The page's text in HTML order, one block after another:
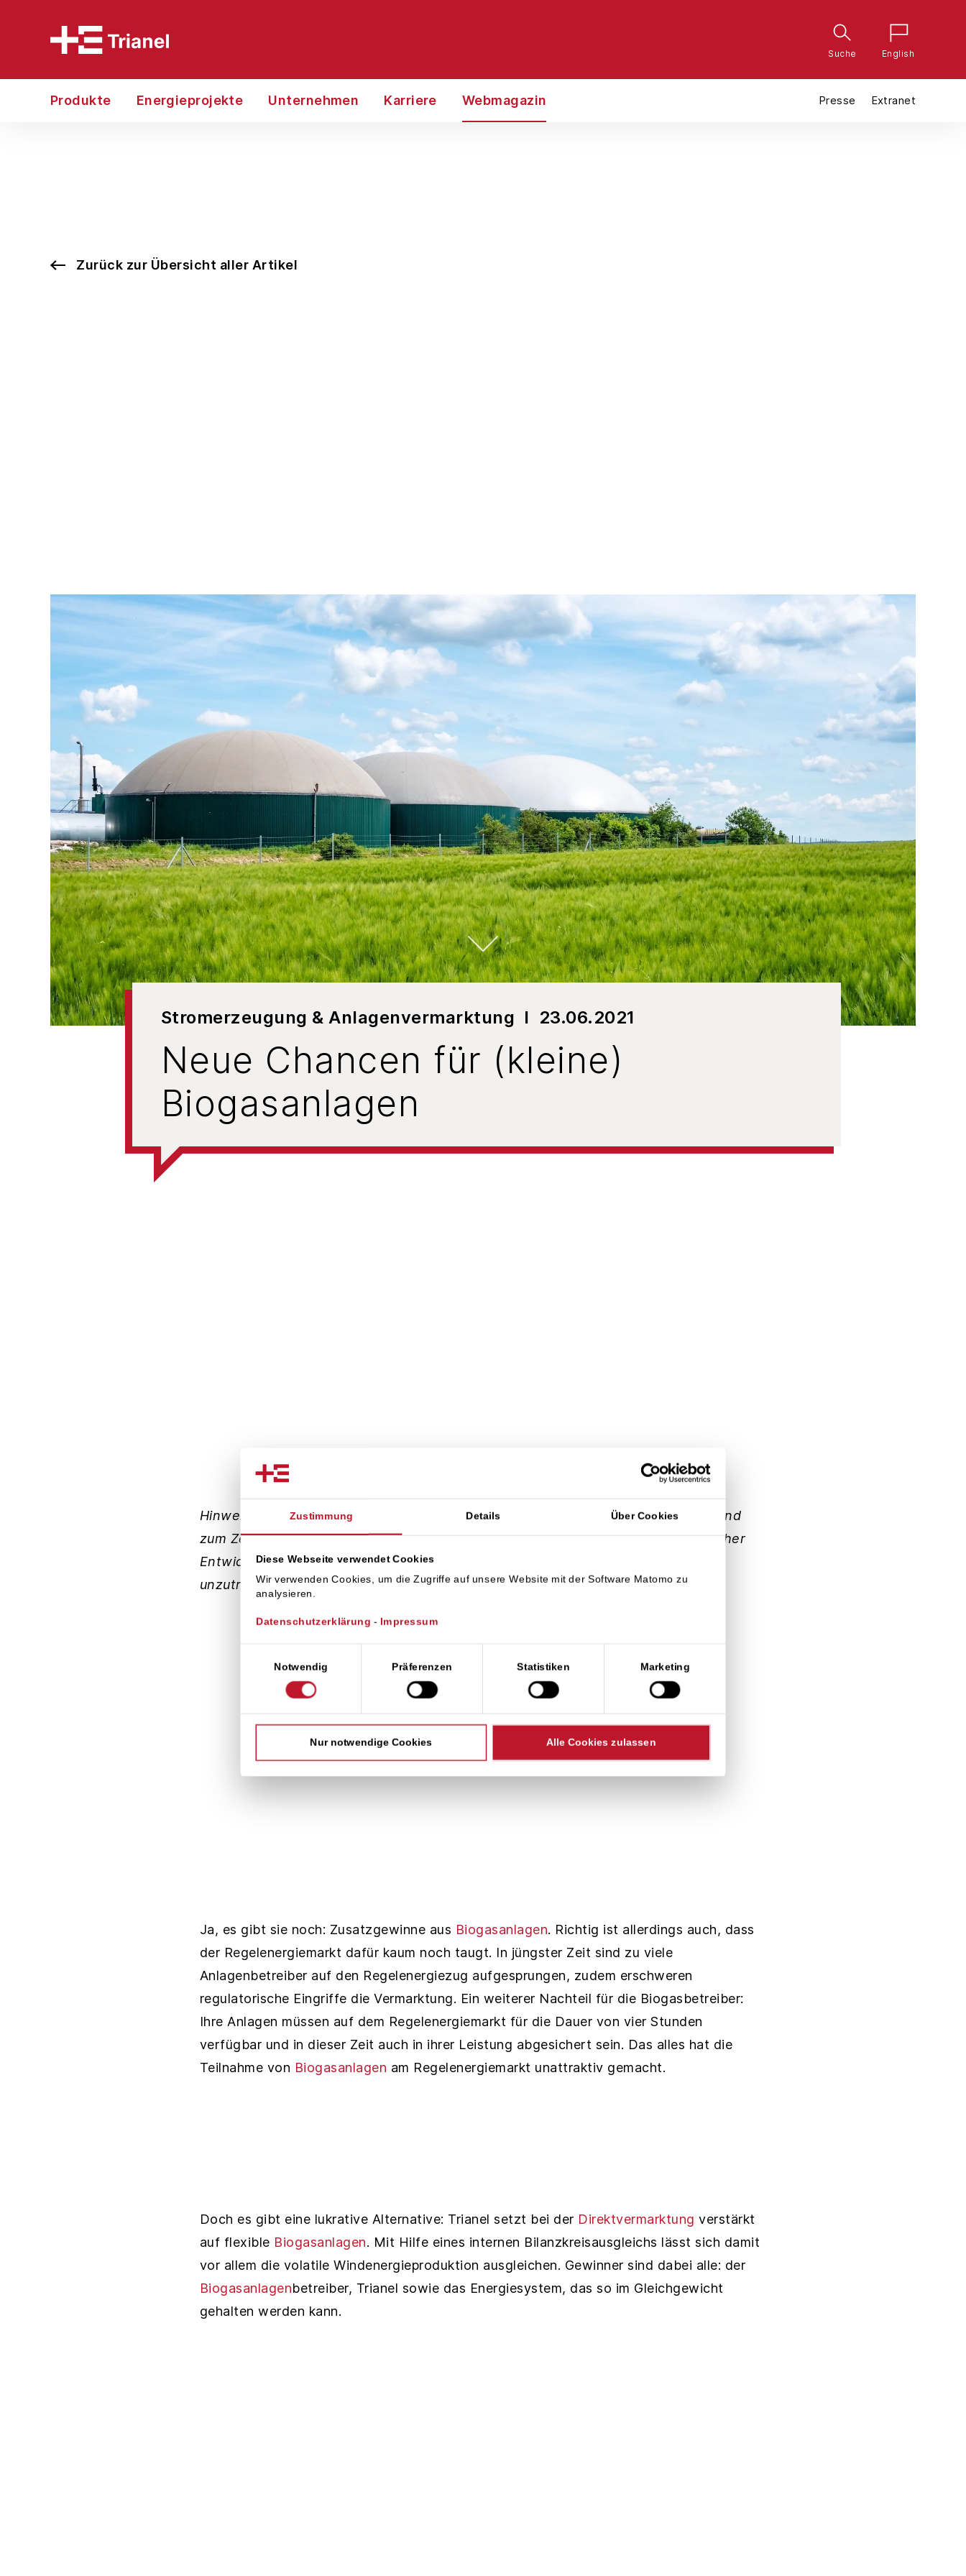
Zustimmung Details Über Cookies
Diese Webseite verwendet Cookies
Wir verwenden Cookies, um die Zugriffe auf unsere Website mit der Software Matomo zu
analysieren.
Datenschutzerklärung - Impressum
Notwendig
Präferenzen Statistiken Marketing
Nur notwendige Cookies Alle Cookies zulassen
Suche English
Produkte Energieprojekte Unternehmen Karriere Webmagazin Presse Extranet
Zurück zur Übersicht aller Artikel
Stromerzeugung & Anlagenvermarktung 23.06.2021
Neue Chancen für (kleine)
Biogasanlagen
Hinweis: Dieser Artikel wurde am 23.06.2021 veröffentlicht und gibt den Sachstand
zum Zeitpunkt der Veröffentlichung wieder. Inhalte können aufgrund nachträglicher
Entwicklungen, insbesondere tatsächlicher oder rechtlicher Art, überholt oder
unzutreffend sein.
Ja, es gibt sie noch: Zusatzgewinne aus Biogasanlagen. Richtig ist allerdings auch, dass
der Regelenergiemarkt dafür kaum noch taugt. In jüngster Zeit sind zu viele
Anlagenbetreiber auf den Regelenergiezug aufgesprungen, zudem erschweren
regulatorische Eingriffe die Vermarktung. Ein weiterer Nachteil für die Biogasbetreiber:
Ihre Anlagen müssen auf dem Regelenergiemarkt für die Dauer von vier Stunden
verfügbar und in dieser Zeit auch in ihrer Leistung abgesichert sein. Das alles hat die
Teilnahme von Biogasanlagen am Regelenergiemarkt unattraktiv gemacht.
Doch es gibt eine lukrative Alternative: Trianel setzt bei der Direktvermarktung verstärkt
auf flexible Biogasanlagen. Mit Hilfe eines internen Bilanzkreisausgleichs lässt sich damit
vor allem die volatile Windenergieproduktion ausgleichen. Gewinner sind dabei alle: der
Biogasanlagenbetreiber, Trianel sowie das Energiesystem, das so im Gleichgewicht
gehalten werden kann.